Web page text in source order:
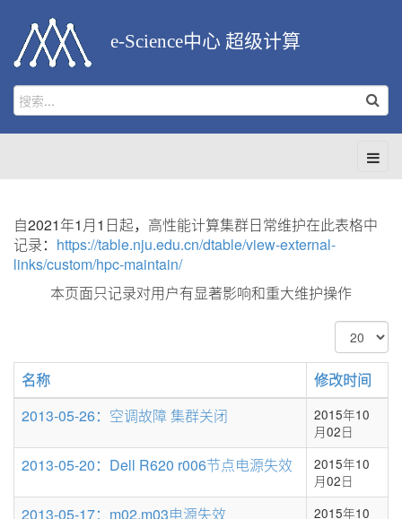
e-Science中心 超级计算
自2021年1月1日起，高性能计算集群日常维护在此表格中
记录： https://table.nju.edu.cn/dtable/view-external-
links/custom/hpc-maintain/
本页面只记录对用户有显著影响和重大维护操作
每
页
显
示
条
数
名称
修改时间
2013-05-26：空调故障 集群关闭
2015年10
月02日
2013-05-20：Dell R620 r006节点电源失效
2015年10
月02日
2013-05-17：m02,m03电源失效
2015年10